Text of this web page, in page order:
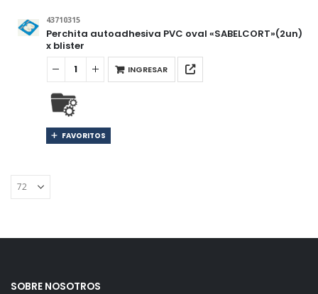
43710315
Perchita autoadhesiva PVC oval «SABELCORT»(2un)
x blister
INGRESAR
FAVORITOS
SOBRE NOSOTROS